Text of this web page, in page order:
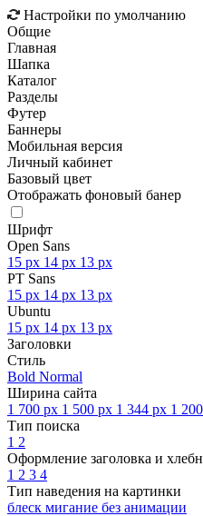
Настройки по умолчанию
Общие
Главная
Шапка
Каталог
Разделы
Футер
Баннеры
Мобильная версия
Личный кабинет
Базовый цвет
Отображать фоновый банер
Шрифт
Open Sans
15 px 14 px 13 px
PT Sans
15 px 14 px 13 px
Ubuntu
15 px 14 px 13 px
Заголовки
Стиль
Bold Normal
Ширина сайта
1 700 px 1 500 px 1 344 px 1
Тип поиска
1 2
Оформление заголовка и
1 2 3 4
Тип наведения на картинки
блеск мигание без анимации